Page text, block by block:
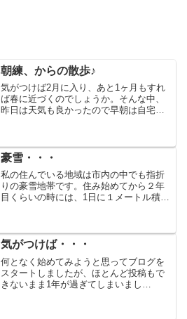
朝練、からの散歩♪
気がつけば2月に入り、あと1ヶ月もすれ
ば春に近づくのでしょうか。そんな中、
昨日は天気も良かったので早朝は自宅か
した。我が家は札幌市...
豪雪・・・
私の住んでいる地域は市内の中でも指折
りの豪雪地帯です。住み始めてから２年
目くらいの時には、1日に１メートル積も
ております。今週の月曜日に排雪業者が
来て、綺麗さっぱり雪...
気がつけば・・・
何となく始めてみようと思ってブログを
スタートしましたが、ほとんど投稿もで
きないまま1年が過ぎてしまいまし